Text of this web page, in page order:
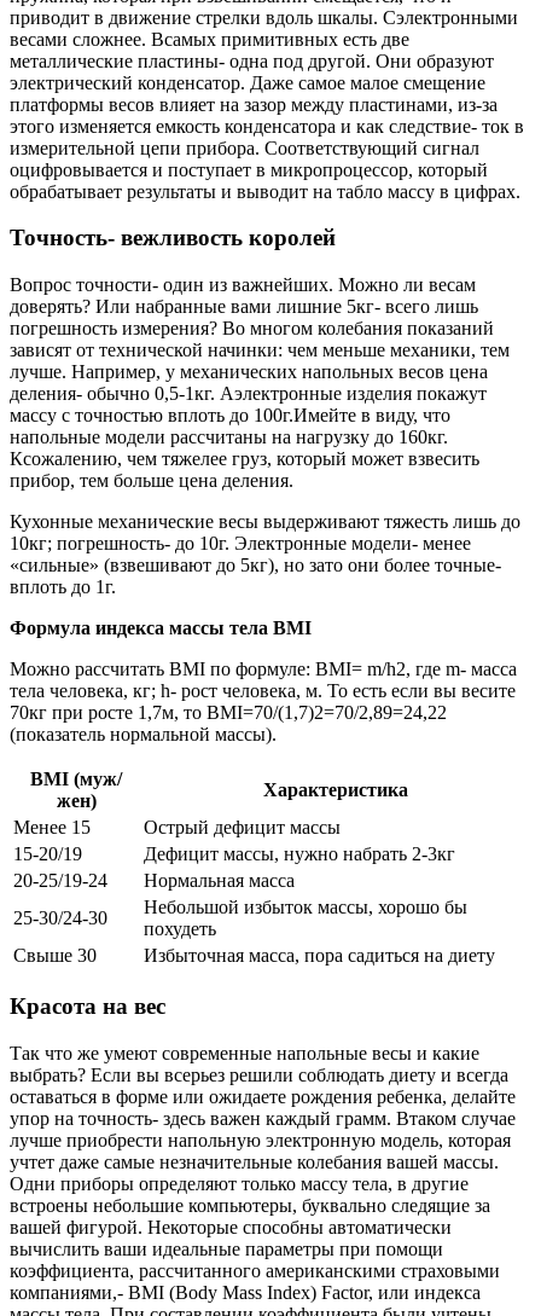
приводит в движение стрелки вдоль шкалы. Сэлектронными
весами сложнее. Всамых примитивных есть две
металлические пластины- одна под другой. Они образуют
электрический конденсатор. Даже самое малое смещение
платформы весов влияет на зазор между пластинами, из-за
этого изменяется емкость конденсатора и как следствие- ток в
измерительной цепи прибора. Соответствующий сигнал
оцифровывается и поступает в микропроцессор, который
обрабатывает результаты и выводит на табло массу в цифрах.
Точность- вежливость королей
Вопрос точности- один из важнейших. Можно ли весам
доверять? Или набранные вами лишние 5кг- всего лишь
погрешность измерения? Во многом колебания показаний
зависят от технической начинки: чем меньше механики, тем
лучше. Например, у механических напольных весов цена
деления- обычно 0,5-1кг. Аэлектронные изделия покажут
массу с точностью вплоть до 100г.Имейте в виду, что
напольные модели рассчитаны на нагрузку до 160кг.
Ксожалению, чем тяжелее груз, который может взвесить
прибор, тем больше цена деления.
Кухонные механические весы выдерживают тяжесть лишь до
10кг; погрешность- до 10г. Электронные модели- менее
«сильные» (взвешивают до 5кг), но зато они более точные-
вплоть до 1г.
Формула индекса массы тела BMI
Можно рассчитать BMI по формуле: BMI= m/h2, где m- масса
тела человека, кг; h- рост человека, м. То есть если вы весите
70кг при росте 1,7м, то BMI=70/(1,7)2=70/2,89=24,22
(показатель нормальной массы).
BMI (муж/
жен)
Характеристика
Менее 15
Острый дефицит массы
15-20/19
Дефицит массы, нужно набрать 2-3кг
20-25/19-24
Нормальная масса
25-30/24-30
Небольшой избыток массы, хорошо бы
похудеть
Свыше 30
Избыточная масса, пора садиться на диету
Красота на вес
Так что же умеют современные напольные весы и какие
выбрать? Если вы всерьез решили соблюдать диету и всегда
оставаться в форме или ожидаете рождения ребенка, делайте
упор на точность- здесь важен каждый грамм. Втаком случае
лучше приобрести напольную электронную модель, которая
учтет даже самые незначительные колебания вашей массы.
Одни приборы определяют только массу тела, в другие
встроены небольшие компьютеры, буквально следящие за
вашей фигурой. Некоторые способны автоматически
вычислить ваши идеальные параметры при помощи
коэффициента, рассчитанного американскими страховыми
компаниями,- BMI (Body Mass Index) Factor, или индекса